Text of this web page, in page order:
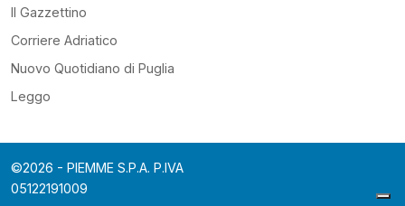
Il Gazzettino
Corriere Adriatico
Nuovo Quotidiano di Puglia
Leggo
©2026 - PIEMME S.P.A. P.IVA
05122191009